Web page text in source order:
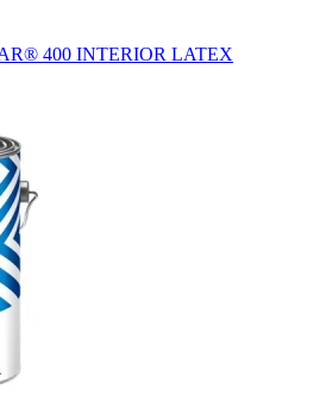
400 INTERIOR LATEX